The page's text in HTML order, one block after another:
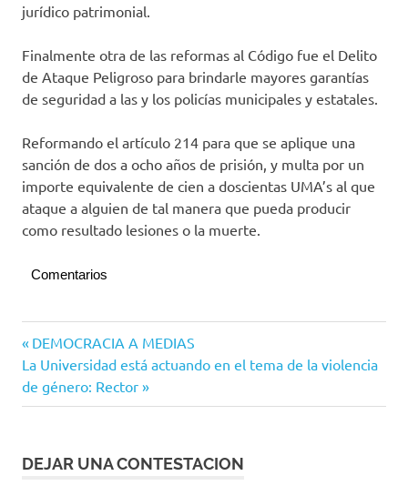
jurídico patrimonial.
Finalmente otra de las reformas al Código fue el Delito
de Ataque Peligroso para brindarle mayores garantías
de seguridad a las y los policías municipales y estatales.
Reformando el artículo 214 para que se aplique una
sanción de dos a ocho años de prisión, y multa por un
importe equivalente de cien a doscientas UMA’s al que
ataque a alguien de tal manera que pueda producir
como resultado lesiones o la muerte.
Comentarios
del
Estado
Navegación
de
entradas
Entrada
anterior:
DEMOCRACIA A MEDIAS
Siguiente
entrada:
La Universidad está actuando en el tema de la violencia
de género: Rector
DEJAR UNA CONTESTACION